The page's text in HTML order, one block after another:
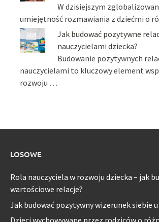
W dzisiejszym
umiejętność rozmawiania z dziećmi o
Jak budować pozytywne
nauczycielami dziecka?
Budowanie pozytywnych
nauczycielami to kluczowy element
rozwoju …
LOSOWE
Rola nauczyciela w rozwoju dziecka – jak
wartościowe relacje?
Jak budować pozytywny wizerunek siebie u